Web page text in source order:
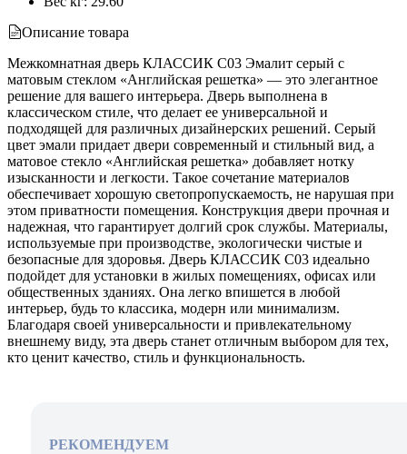
Описание товара
Межкомнатная дверь КЛАССИК C03 Эмалит серый с
матовым стеклом «Английская решетка» — это элегантное
решение для вашего интерьера. Дверь выполнена в
классическом стиле, что делает ее универсальной и
подходящей для различных дизайнерских решений. Серый
цвет эмали придает двери современный и стильный вид, а
матовое стекло «Английская решетка» добавляет нотку
изысканности и легкости. Такое сочетание материалов
обеспечивает хорошую светопропускаемость, не нарушая при
этом приватности помещения. Конструкция двери прочная и
надежная, что гарантирует долгий срок службы. Материалы,
используемые при производстве, экологически чистые и
безопасные для здоровья. Дверь КЛАССИК C03 идеально
подойдет для установки в жилых помещениях, офисах или
общественных зданиях. Она легко впишется в любой
интерьер, будь то классика, модерн или минимализм.
Благодаря своей универсальности и привлекательному
внешнему виду, эта дверь станет отличным выбором для тех,
кто ценит качество, стиль и функциональность.
РЕКОМЕНДУЕМ